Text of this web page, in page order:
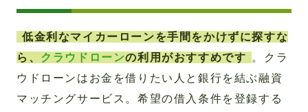
低金利なマイカーローンを手間をかけずに探すな
ら、 クラウドローンの利用がおすすめです
。クラ
ウドローンはお金を借りたい人と銀行を結ぶ融資
マッチングサービス。希望の借入条件を登録する